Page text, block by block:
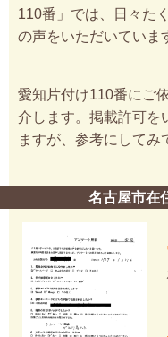
110番」では、日々た
の声をいただいていま
愛知片付け110番にご
介します。掲載許可を
ますが、参考にしてみ
名古屋市在